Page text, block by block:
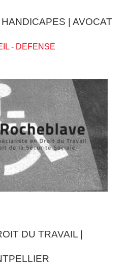
| AVOCAT
- DEFENSE
DU TRAVAIL |